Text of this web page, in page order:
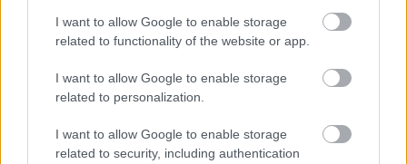
I want to allow Google to enable storage
related to functionality of the website or app.
I want to allow Google to enable storage
related to personalization.
I want to allow Google to enable storage
related to security, including authentication